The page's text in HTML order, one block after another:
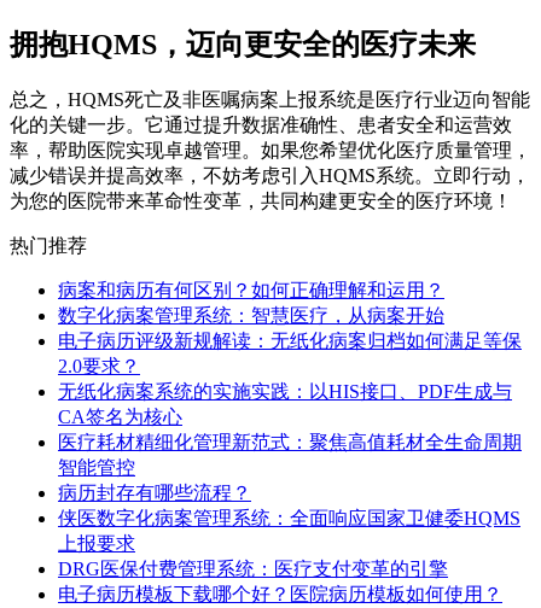
拥抱HQMS，迈向更安全的医疗未来
总之，HQMS死亡及非医嘱病案上报系统是医疗行业迈向智能
化的关键一步。它通过提升数据准确性、患者安全和运营效
率，帮助医院实现卓越管理。如果您希望优化医疗质量管理，
减少错误并提高效率，不妨考虑引入HQMS系统。立即行动，
为您的医院带来革命性变革，共同构建更安全的医疗环境！
热门推荐
病案和病历有何区别？如何正确理解和运用？
数字化病案管理系统：智慧医疗，从病案开始
电子病历评级新规解读：无纸化病案归档如何满足等保
2.0要求？
无纸化病案系统的实施实践：以HIS接口、PDF生成与
CA签名为核心
医疗耗材精细化管理新范式：聚焦高值耗材全生命周期
智能管控
病历封存有哪些流程？
侠医数字化病案管理系统：全面响应国家卫健委HQMS
上报要求
DRG医保付费管理系统：医疗支付变革的引擎
电子病历模板下载哪个好？医院病历模板如何使用？